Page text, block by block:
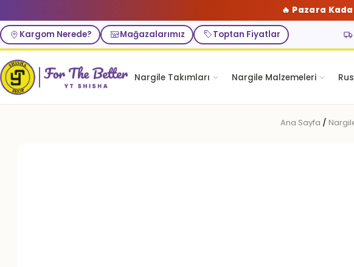
🔥 Pazara
Kargom Nerede? Mağazalarımız Toptan Fiyatlar
Nargile Takımları Nargile Malzemeleri
Ana Sayfa /